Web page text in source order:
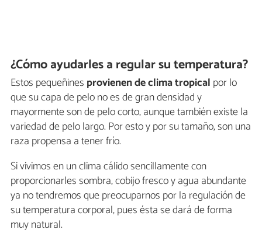
¿Cómo ayudarles a regular su temperatura?
Estos pequeñines provienen declima tropical por lo
que su capa de pelo no es de gran densidad y
mayormente son de pelo corto, aunque también existe la
variedad de pelo largo. Por esto y por su tamaño, son una
raza propensa a tener frío.
Si vivimos en un clima cálido sencillamente con
proporcionarles sombra, cobijo fresco y agua abundante
ya no tendremos que preocuparnos por la regulación de
su temperatura corporal, pues ésta se dará de forma
muy natural.